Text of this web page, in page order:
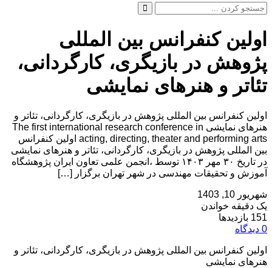
اولین کنفرانس بین المللی
پژوهش در بازیگری، کارگردانی،
تئاتر و هنرهای نمایشی
اولین کنفرانس بین المللی پژوهش در بازیگری، کارگردانی، تئاتر و
هنرهای نمایشی The first international research conference in
acting, directing, theater and performing arts اولین کنفرانس
بین المللی پژوهش در بازیگری، کارگردانی، تئاتر و هنرهای نمایشی
در تاریخ ۳۰ مهر ۱۴۰۳ توسط ،انجمن علمی تعاون ایران پژوهشگاه
آموزش و تحقیقات مهندسی در شهر تهران برگزار […]
شهریور 10, 1403
یک دقیقه خواندن
151 بازدیدها
0 دیدگاه
اولین کنفرانس بین المللی پژوهش در بازیگری، کارگردانی، تئاتر و
هنرهای نمایشی